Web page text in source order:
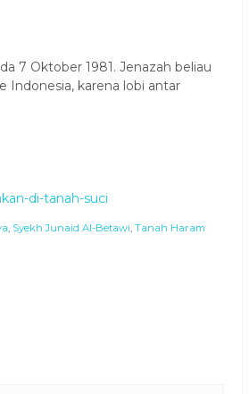
7 Oktober 1981. Jenazah beliau
Indonesia, karena lobi antar
di-tanah-suci
Syekh Junaid Al-Betawi Tanah Haram